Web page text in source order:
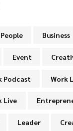
People Business
Event
Podcast Work
Live
Leader